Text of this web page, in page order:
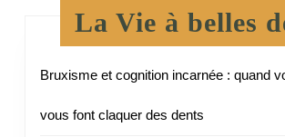
La Vie à belles
Bruxisme et cognition incarnée : quand
vous font claquer des dents